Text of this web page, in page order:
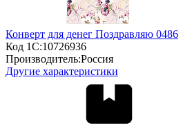
Конверт для денег Поздравляю 0486
Код 1С:10726936
Производитель:Россия
Другие характеристики